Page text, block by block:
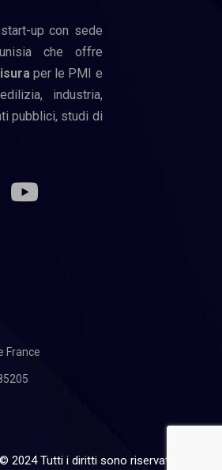
start-up con sede
che offre
per le PMI e
industria,
pubblici, studi di
France
2024 Tutti i diritti sono riservati